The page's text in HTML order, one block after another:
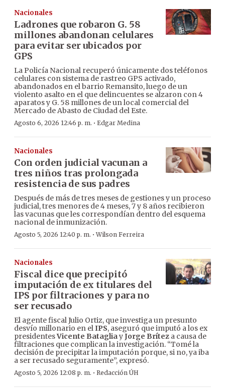
Nacionales
Ladrones que robaron G. 58
millones abandonan celulares
para evitar ser ubicados por
GPS
La Policía Nacional recuperó únicamente dos teléfonos
celulares con sistema de rastreo GPS activado,
abandonados en el barrio Remansito, luego de un
violento asalto en el que delincuentes se alzaron con 4
aparatos y G. 58 millones de un local comercial del
Mercado de Abasto de Ciudad del Este.
Agosto 6, 2026 12:46 p. m. · Edgar Medina
Nacionales
Con orden judicial vacunan a
tres niños tras prolongada
resistencia de sus padres
Después de más de tres meses de gestiones y un proceso
judicial, tres menores de 4 meses, 7 y 8 años recibieron
las vacunas que les correspondían dentro del esquema
nacional de inmunización.
Agosto 5, 2026 12:40 p. m. ·Wilson Ferreira
Nacionales
Fiscal dice que precipitó
imputación de ex titulares del
IPS por filtraciones y para no
ser recusado
El agente fiscal Julio Ortiz, que investiga un presunto
desvío millonario en elIPS, aseguró que imputó a los ex
presidentesVicente BatagliayJorge Brítez a causa de
filtraciones que complican la investigación. “Tomé la
decisión de precipitar la imputación porque, si no, ya iba
a ser recusado seguramente”, expresó.
Agosto 5, 2026 12:08 p. m. · Redacción ÚH